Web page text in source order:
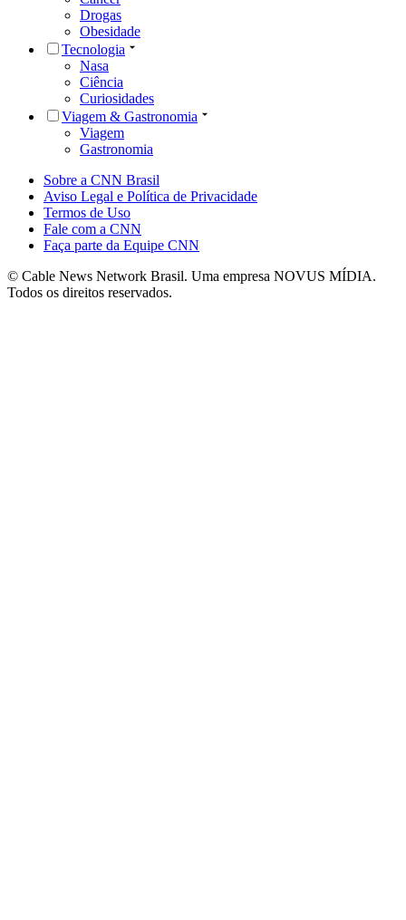
Drogas
Obesidade
Tecnologia
Nasa
Ciência
Curiosidades
Viagem & Gastronomia
Viagem
Gastronomia
Sobre a CNN Brasil
Aviso Legal e Política de Privacidade
Termos de Uso
Fale com a CNN
Faça parte da Equipe CNN
© Cable News Network Brasil. Uma empresa NOVUS MÍDIA.
Todos os direitos reservados.